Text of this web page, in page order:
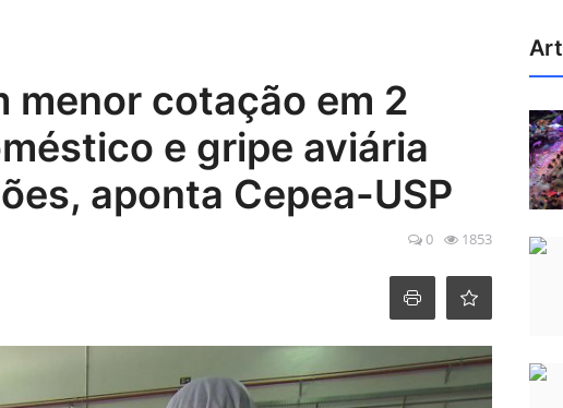
menor cotação em 2
e gripe aviária
aponta Cepea-USP
0 1853